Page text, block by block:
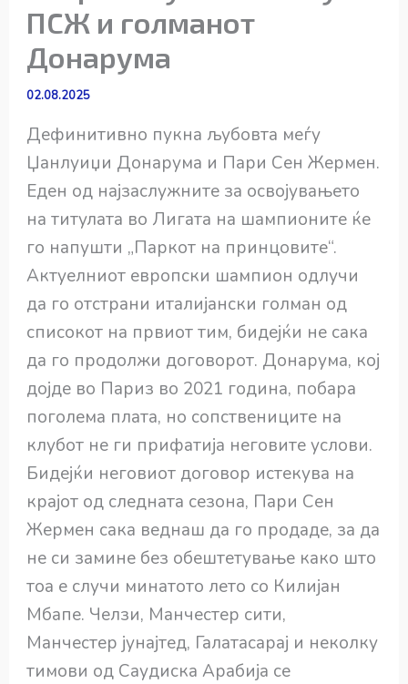
ПСЖ и голманот
Донарума
02.08.2025
Дефинитивно пукна љубовта меѓу
Џанлуиџи Донарума и Пари Сен Жермен.
Еден од најзаслужните за освојувањето
на титулата во Лигата на шампионите ќе
го напушти „Паркот на принцовите“.
Актуелниот европски шампион одлучи
да го отстрани италијански голман од
списокот на првиот тим, бидејќи не сака
да го продолжи договорот. Донарума, кој
дојде во Париз во 2021 година, побара
поголема плата, но сопствениците на
клубот не ги прифатија неговите услови.
Бидејќи неговиот договор истекува на
крајот од следната сезона, Пари Сен
Жермен сака веднаш да го продаде, за да
не си замине без обештетување како што
тоа е случи минатото лето со Килијан
Мбапе. Челзи, Манчестер сити,
Манчестер јунајтед, Галатасарај и неколку
тимови од Саудиска Арабија се